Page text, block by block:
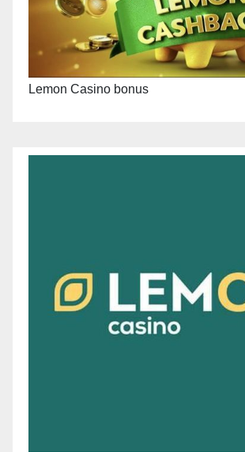
Lemon Casino bonus